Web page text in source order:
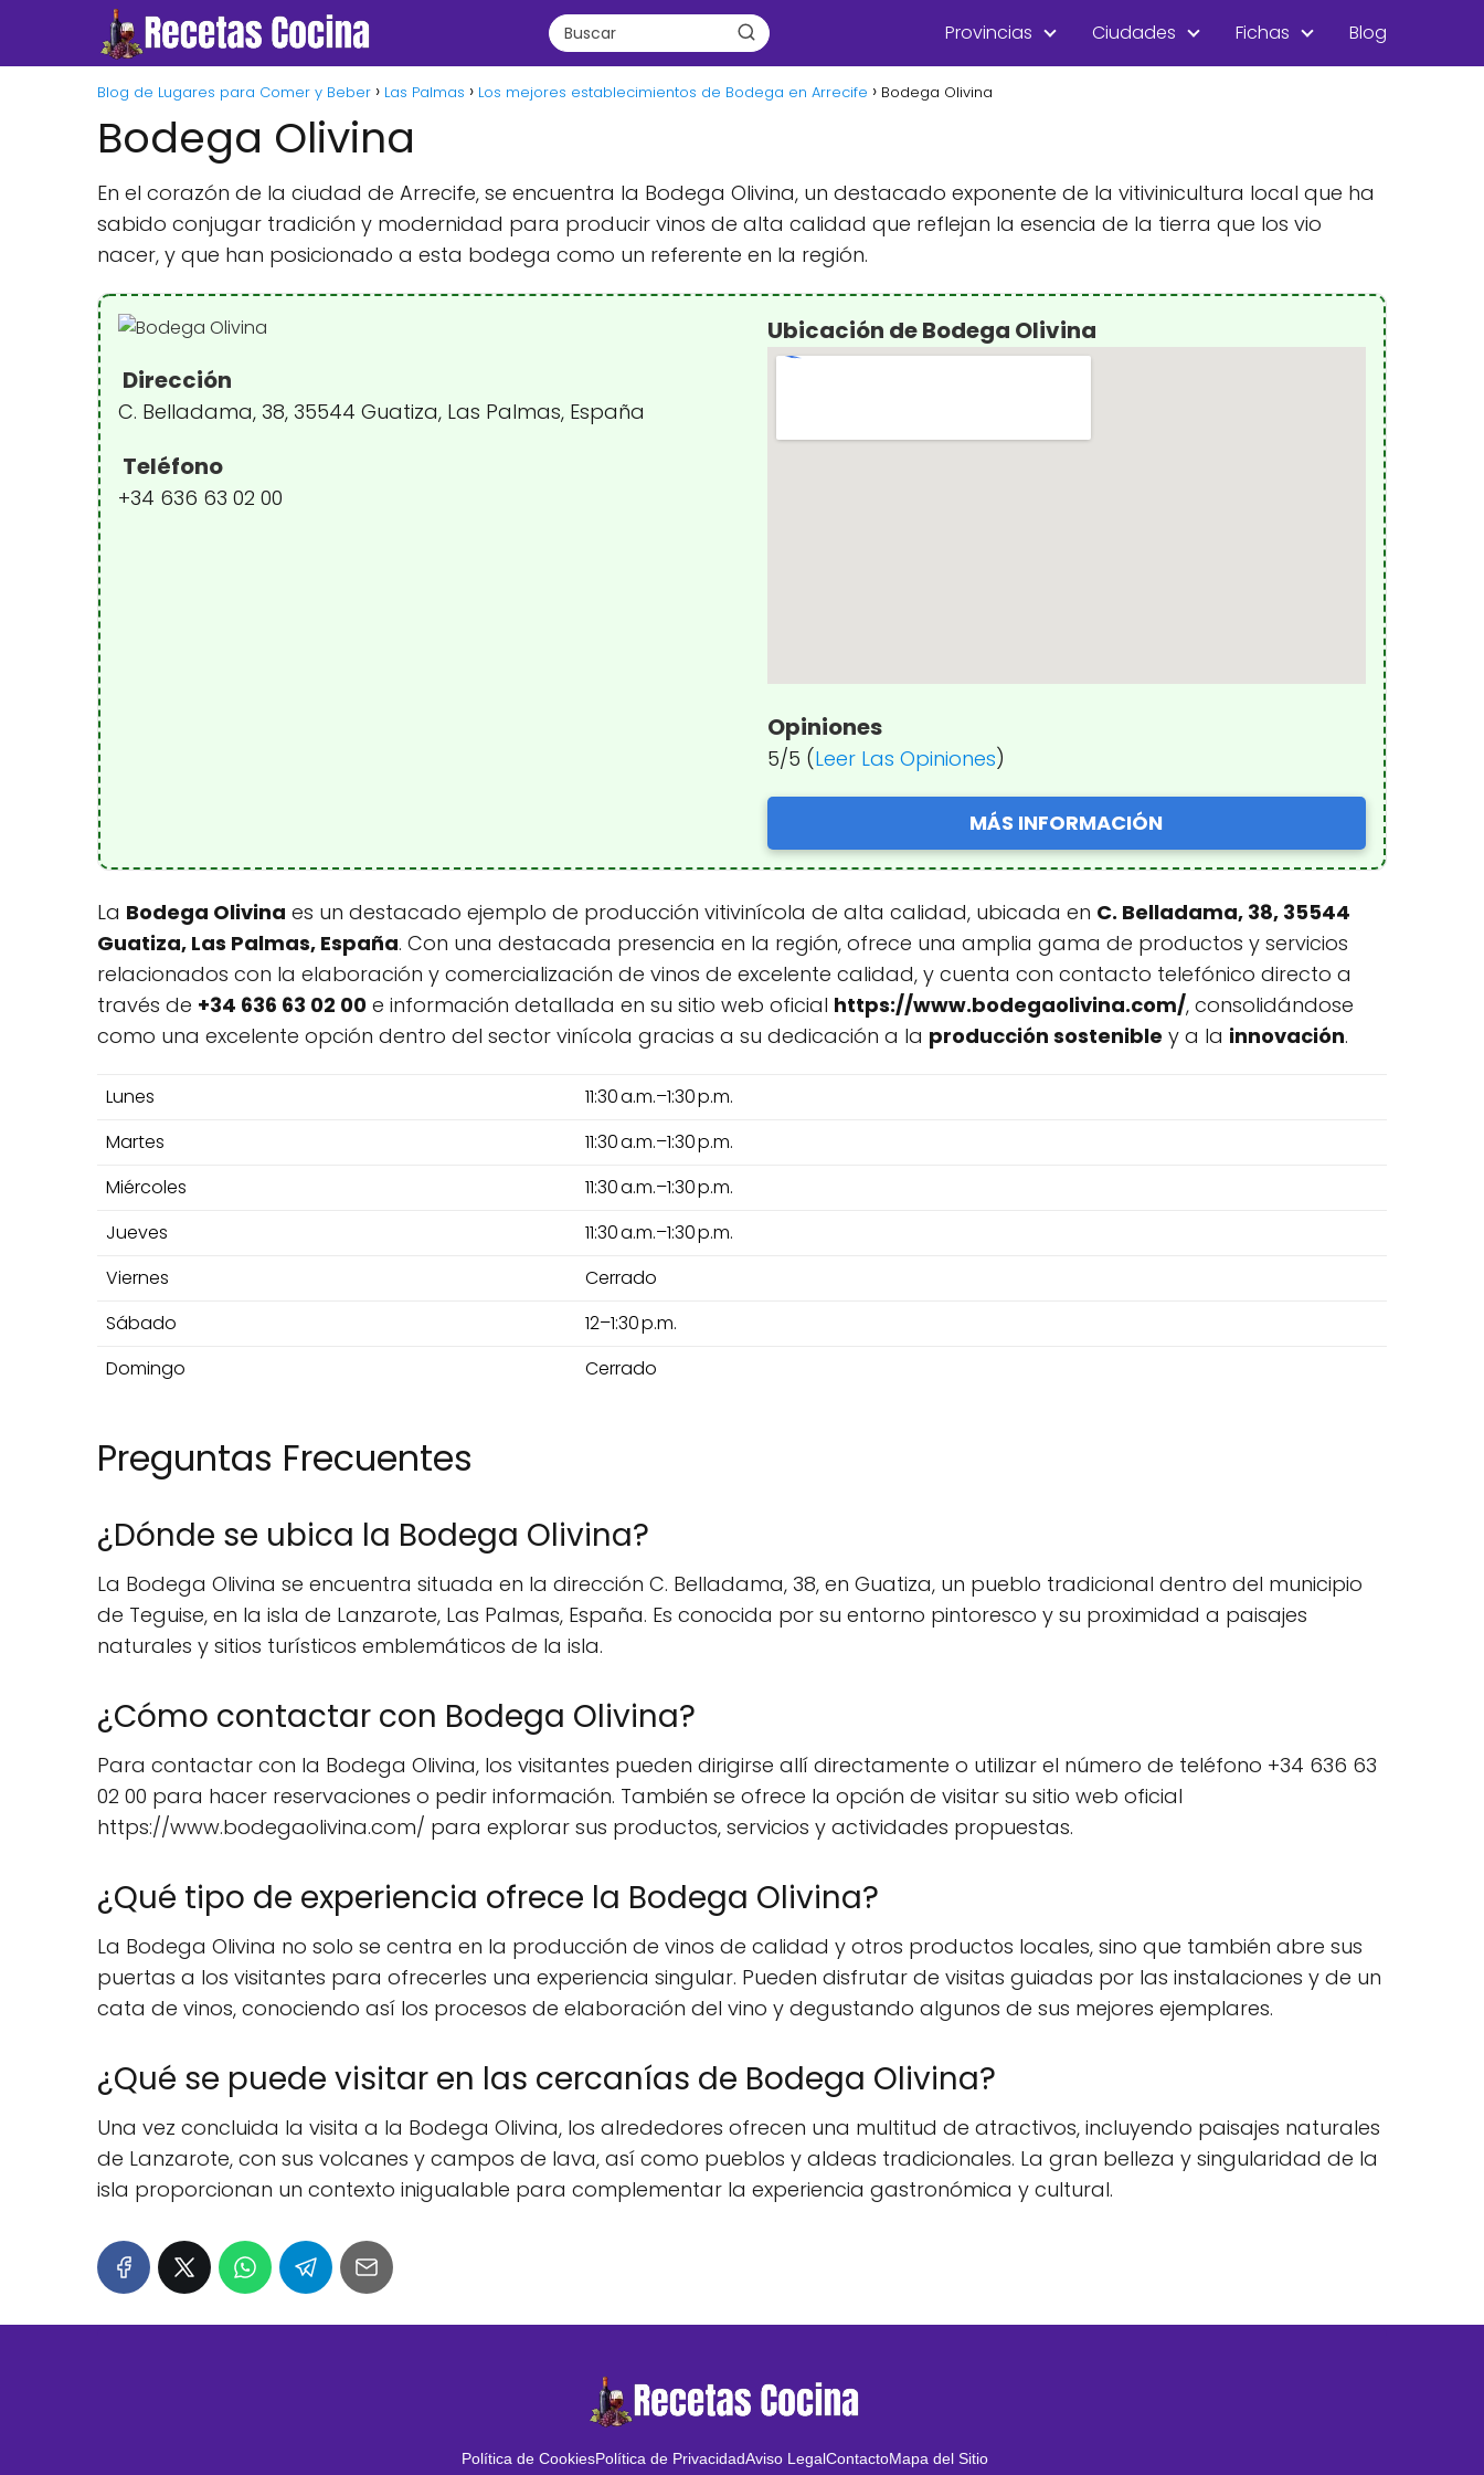
Provincias Ciudades Fichas Blog
Blog de Lugares para Comer y Beber Las Palmas Los mejores establecimientos de Bodega en Arrecife Bodega Olivina
Bodega Olivina
En el corazón de la ciudad de Arrecife, se encuentra la Bodega Olivina, un destacado exponente de la vitivinicultura local que ha
sabido conjugar tradición y modernidad para producir vinos de alta calidad que reflejan la esencia de la tierra que los vio
nacer, y que han posicionado a esta bodega como un referente en la región.
Dirección
C. Belladama, 38, 35544 Guatiza, Las Palmas, España
Teléfono
+34 636 63 02 00
Ubicación de Bodega Olivina
Opiniones
5/5 (Leer Las Opiniones)
MÁS INFORMACIÓN
La Bodega Olivina es un destacado ejemplo de producción vitivinícola de alta calidad, ubicada en C. Belladama, 38, 35544
Guatiza, Las Palmas, España. Con una destacada presencia en la región, ofrece una amplia gama de productos y servicios
relacionados con la elaboración y comercialización de vinos de excelente calidad, y cuenta con contacto telefónico directo a
través de +34 636 63 02 00 e información detallada en su sitio web oficial https://www.bodegaolivina.com/, consolidándose
como una excelente opción dentro del sector vinícola gracias a su dedicación a la producción sostenible y a la innovación.
Lunes
11:30 a.m.–1:30 p.m.
Martes
11:30 a.m.–1:30 p.m.
Miércoles
11:30 a.m.–1:30 p.m.
Jueves
11:30 a.m.–1:30 p.m.
Viernes
Cerrado
Sábado
12–1:30 p.m.
Domingo
Cerrado
Preguntas Frecuentes
¿Dónde se ubica la Bodega Olivina?
La Bodega Olivina se encuentra situada en la dirección C. Belladama, 38, en Guatiza, un pueblo tradicional dentro del municipio
de Teguise, en la isla de Lanzarote, Las Palmas, España. Es conocida por su entorno pintoresco y su proximidad a paisajes
naturales y sitios turísticos emblemáticos de la isla.
¿Cómo contactar con Bodega Olivina?
Para contactar con la Bodega Olivina, los visitantes pueden dirigirse allí directamente o utilizar el número de teléfono +34 636 63
02 00 para hacer reservaciones o pedir información. También se ofrece la opción de visitar su sitio web oficial
https://www.bodegaolivina.com/ para explorar sus productos, servicios y actividades propuestas.
¿Qué tipo de experiencia ofrece la Bodega Olivina?
La Bodega Olivina no solo se centra en la producción de vinos de calidad y otros productos locales, sino que también abre sus
puertas a los visitantes para ofrecerles una experiencia singular. Pueden disfrutar de visitas guiadas por las instalaciones y de un
cata de vinos, conociendo así los procesos de elaboración del vino y degustando algunos de sus mejores ejemplares.
¿Qué se puede visitar en las cercanías de Bodega Olivina?
Una vez concluida la visita a la Bodega Olivina, los alrededores ofrecen una multitud de atractivos, incluyendo paisajes naturales
de Lanzarote, con sus volcanes y campos de lava, así como pueblos y aldeas tradicionales. La gran belleza y singularidad de la
isla proporcionan un contexto inigualable para complementar la experiencia gastronómica y cultural.
Política de CookiesPolítica de PrivacidadAviso LegalContactoMapa del Sitio